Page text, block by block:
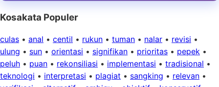
Kosakata Populer
culas • anal • centil • rukun • tuman • nalar • revisi •
ulung • sun • orientasi • signifikan • prioritas • pepek •
peluh • puan • rekonsiliasi • implementasi • tradisional •
teknologi • interpretasi • plagiat • sangking • relevan •